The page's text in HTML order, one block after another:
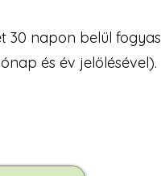
30 napon belül
és év jelölésével).